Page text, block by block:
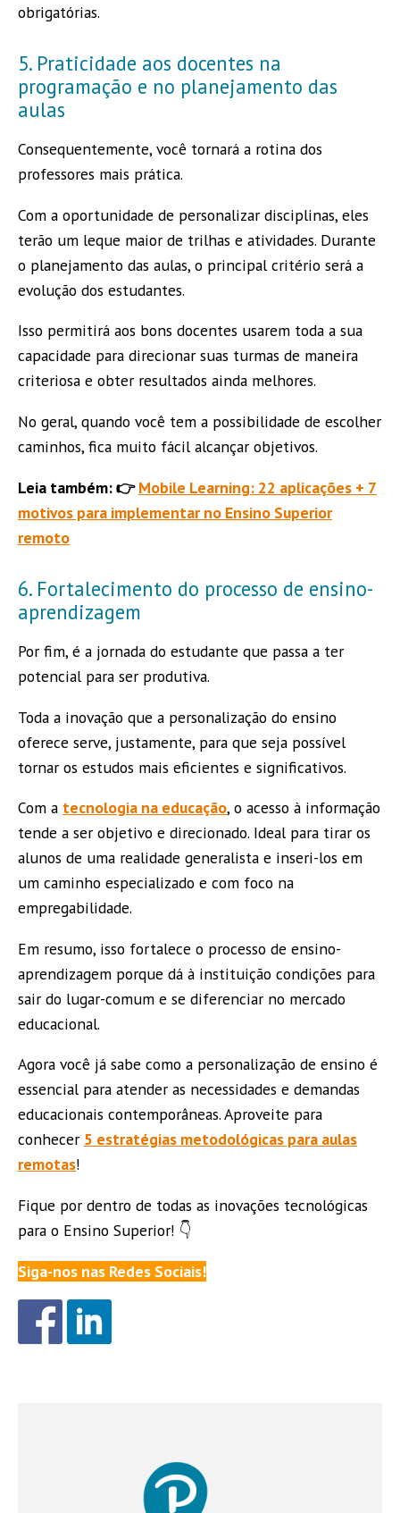
obrigatórias.
5. Praticidade aos docentes na
programação e no planejamento das
aulas
Consequentemente, você tornará a rotina dos
professores mais prática.
Com a oportunidade de personalizar disciplinas, eles
terão um leque maior de trilhas e atividades. Durante
o planejamento das aulas, o principal critério será a
evolução dos estudantes.
Isso permitirá aos bons docentes usarem toda a sua
capacidade para direcionar suas turmas de maneira
criteriosa e obter resultados ainda melhores.
No geral, quando você tem a possibilidade de escolher
caminhos, fica muito fácil alcançar objetivos.
Leia também: 👉Mobile Learning: 22 aplicações + 7
motivos para implementar no Ensino Superior
remoto
6. Fortalecimento do processo de ensino-
aprendizagem
Por fim, é a jornada do estudante que passa a ter
potencial para ser produtiva.
Toda a inovação que a personalização do ensino
oferece serve, justamente, para que seja possível
tornar os estudos mais eficientes e significativos.
Com a tecnologia na educação, o acesso à informação
tende a ser objetivo e direcionado. Ideal para tirar os
alunos de uma realidade generalista e inseri-los em
um caminho especializado e com foco na
empregabilidade.
Em resumo, isso fortalece o processo de ensino-
aprendizagem porque dá à instituição condições para
sair do lugar-comum e se diferenciar no mercado
educacional.
Agora você já sabe como a personalização de ensino é
essencial para atender as necessidades e demandas
educacionais contemporâneas. Aproveite para
conhecer 5 estratégias metodológicas para aulas
remotas!
Fique por dentro de todas as inovações tecnológicas
para o Ensino Superior! 👇
Siga-nos nas Redes Sociais!